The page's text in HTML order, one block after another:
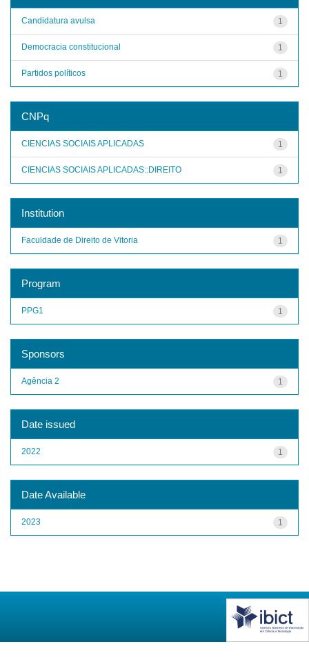
1
Candidatura avulsa
1
Democracia constitucional
1
Partidos políticos
CNPq
1
CIENCIAS SOCIAIS APLICADAS
1
CIENCIAS SOCIAIS APLICADAS::DIREITO
Institution
1
Faculdade de Direito de Vitoria
Program
1
PPG1
Sponsors
1
Agência 2
Date issued
1
2022
Date Available
1
2023